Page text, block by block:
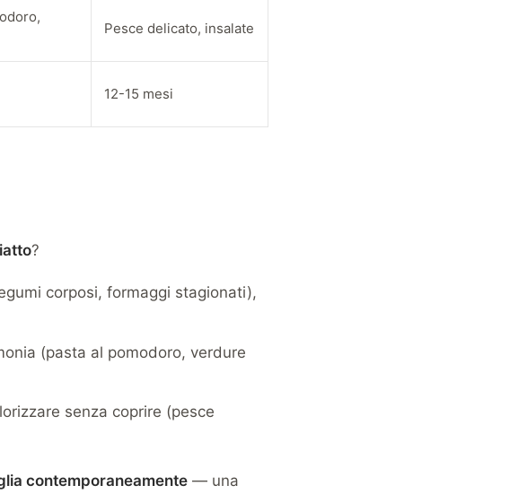
Pesce delicato, insalate
12-15 mesi
?
corposi, formaggi stagionati),
(pasta al pomodoro, verdure
senza coprire (pesce
contemporaneamente — una